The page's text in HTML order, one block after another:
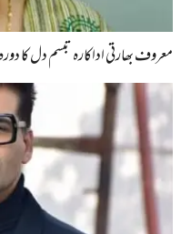
معروف بھارتی اداکارہ تبسم دل کا